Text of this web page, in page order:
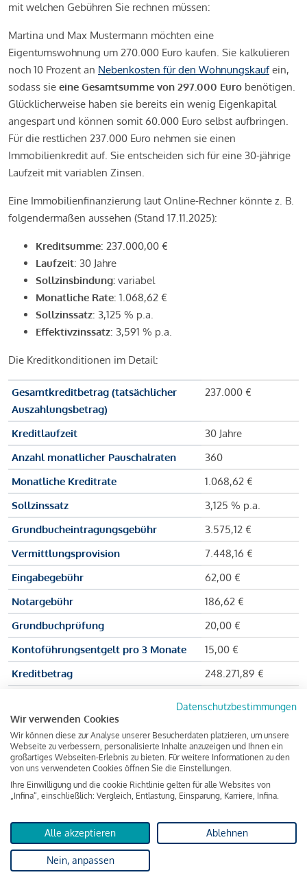
mit welchen Gebühren Sie rechnen müssen:
Martina und Max Mustermann möchten eine
Eigentumswohnung um 270.000 Euro kaufen. Sie kalkulieren
noch 10 Prozent an Nebenkosten für den Wohnungskaufein,
sodass sie eine Gesamtsumme von 297.000 Euro benötigen.
Glücklicherweise haben sie bereits ein wenig Eigenkapital
angespart und können somit 60.000 Euro selbst aufbringen.
Für die restlichen 237.000 Euro nehmen sie einen
Immobilienkredit auf. Sie entscheiden sich für eine 30-jährige
Laufzeit mit variablen Zinsen.
Eine Immobilienfinanzierung laut Online-Rechner könnte z. B.
folgendermaßen aussehen (Stand 17.11.2025):
Kreditsumme: 237.000,00 €
Laufzeit: 30 Jahre
Sollzinsbindung: variabel
Monatliche Rate: 1.068,62 €
Sollzinssatz: 3,125 % p.a.
Effektivzinssatz: 3,591 % p.a.
Die Kreditkonditionen im Detail:
Gesamtkreditbetrag (tatsächlicher
Auszahlungsbetrag)
237.000 €
Kreditlaufzeit
30 Jahre
Anzahl monatlicher Pauschalraten
360
Monatliche Kreditrate
1.068,62 €
Sollzinssatz
3,125 % p.a.
Grundbucheintragungsgebühr
3.575,12 €
Vermittlungsprovision
7.448,16 €
Eingabegebühr
62,00 €
Notargebühr
186,62 €
Grundbuchprüfung
20,00 €
Kontoführungsentgelt pro 3 Monate
15,00 €
Kreditbetrag
248.271,89 €
Zu zahlender Gesamtbetrag
Kreditvermittler
INFINA Credit
Broker GmbH
von 237.000 Euro ausgezahlt, um die Wohnung zu kaufen.
Darüber hinaus fallen aber noch einige Gebühren an (z. B. die
Grundbucheintragungsgebühr), sodass die Bank den
Datenschutzbestimmungen
Wir verwenden Cookies
Wir können diese zur Analyse unserer Besucherdaten platzieren, um unsere
Webseite zu verbessern, personalisierte Inhalte anzuzeigen und Ihnen ein
großartiges Webseiten-Erlebnis zu bieten. Für weitere Informationen zu den
von uns verwendeten Cookies öffnen Sie die Einstellungen.
Ihre Einwilligung und die cookie Richtlinie gelten für alle Websites von
„Infina“, einschließlich: Vergleich, Entlastung, Einsparung, Karriere, Infina.
Alle akzeptieren Ablehnen
Nein, anpassen